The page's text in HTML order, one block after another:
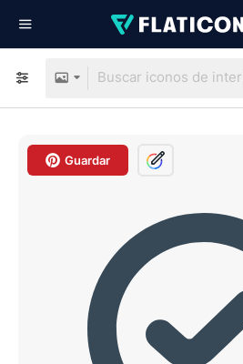
Guardar